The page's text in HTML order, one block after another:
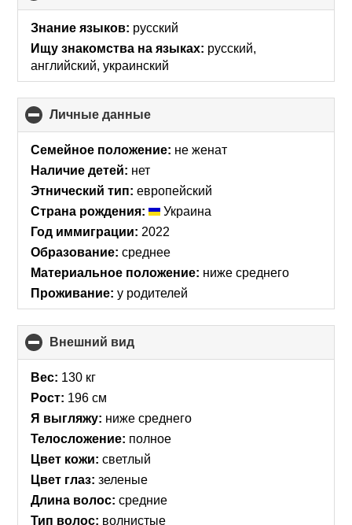
to
Знание языков: русский
Ищу знакомства на языках: русский,
английский, украинский
Личные данные
to
collapse
Семейное положение: не женат
Наличие детей: нет
Этнический тип: европейский
Страна рождения:
Украина
Год иммиграции: 2022
Образование: среднее
Материальное положение: ниже среднего
Проживание: у родителей
Внешний вид
to
Вес: 130 кг
Рост: 196 см
Я выгляжу: ниже среднего
Телосложение: полное
Цвет кожи: светлый
Цвет глаз: зеленые
Длина волос: средние
Тип волос: волнистые